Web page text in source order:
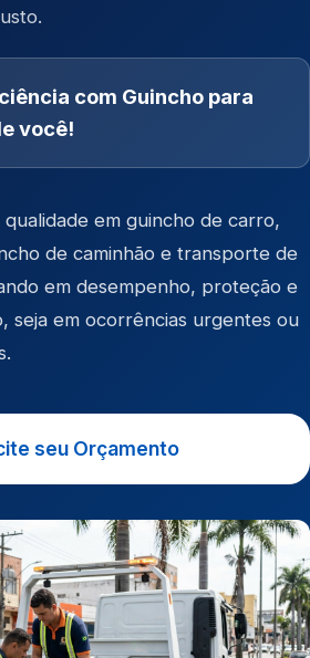
com Guincho para
você!
em guincho de carro,
de caminhão e transporte de
em desempenho, proteção e
seja em ocorrências urgentes ou
seu Orçamento